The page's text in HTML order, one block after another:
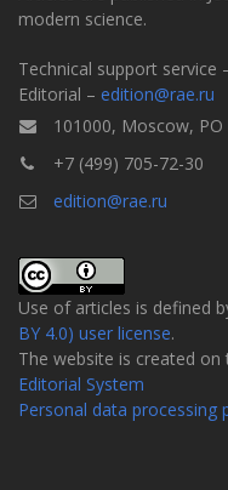
modern science.
Technical support service
Editorial – edition@rae.ru
101000, Moscow,
+7 (499) 705-72-30
edition@rae.ru
Use of articles is defined
BY 4.0) user license.
The website is created
Editorial System
Personal data processing